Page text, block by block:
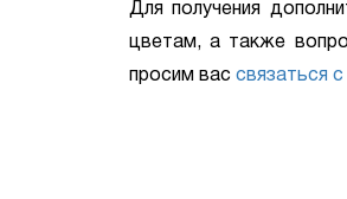
Для получения
цветам, а также
просим вас связаться с